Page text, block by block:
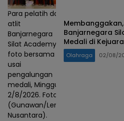
Para pelatih dan
atlit
Banjarnegara
Silat Academy
foto bersama
usai
pengalungan
medali, Minggu,
2/8/2026. Foto :
(Gunawan/Lensa
Nusantara).
Banjarnegara
Medali di
Olahraga 02/08/